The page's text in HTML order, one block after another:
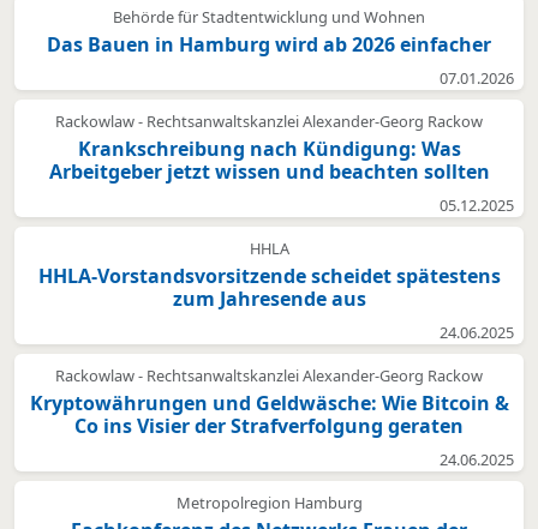
Behörde für Stadtentwicklung und Wohnen
Das Bauen in Hamburg wird ab 2026 einfacher
07.01.2026
Rackowlaw - Rechtsanwaltskanzlei Alexander-Georg Rackow
Krankschreibung nach Kündigung: Was
Arbeitgeber jetzt wissen und beachten sollten
05.12.2025
HHLA
HHLA-Vorstandsvorsitzende scheidet spätestens
zum Jahresende aus
24.06.2025
Rackowlaw - Rechtsanwaltskanzlei Alexander-Georg Rackow
Kryptowährungen und Geldwäsche: Wie Bitcoin &
Co ins Visier der Strafverfolgung geraten
24.06.2025
Metropolregion Hamburg